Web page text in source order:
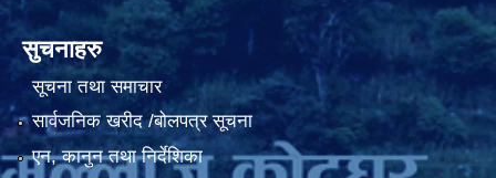
सुचनाहरु
सूचना तथा समाचार
सार्वजनिक खरीद /बोलपत्र सूचना
एन, कानुन तथा निर्देशिका